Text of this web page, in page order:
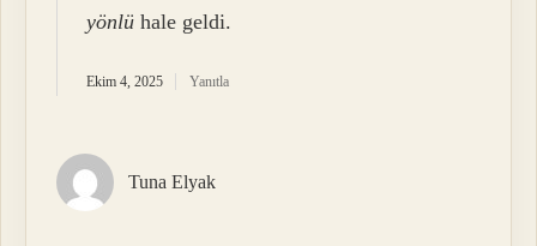
yönlü hale geldi.
Ekim 4, 2025 Yanıtla
Tuna Elyak